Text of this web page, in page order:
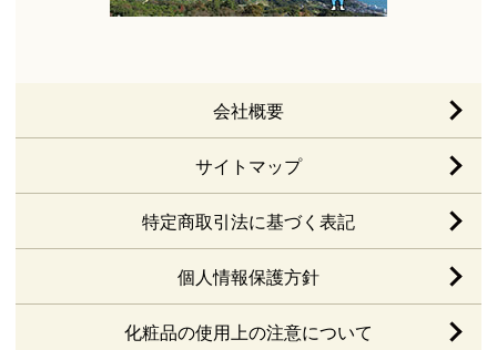
会社概要
サイトマップ
特定商取引法に基づく表記
個人情報保護方針
化粧品の使用上の注意について